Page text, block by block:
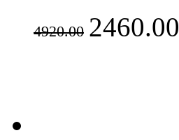
4920.00 2460.00